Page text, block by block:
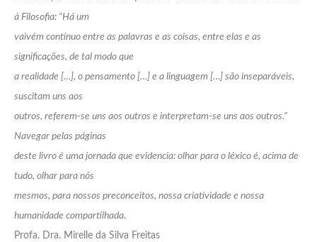
à Filosofia: “Há um
vaivém contínuo entre as palavras e as coisas, entre elas e as
significações, de tal modo que
a realidade […], o pensamento […] e a linguagem […] são inseparáveis,
suscitam uns aos
outros, referem-se uns aos outros e interpretam-se uns aos outros.”
Navegar pelas páginas
deste livro é uma jornada que evidencia: olhar para o léxico é, acima de
tudo, olhar para nós
mesmos, para nossos preconceitos, nossa criatividade e nossa
humanidade compartilhada.
Profa. Dra. Mirelle da Silva Freitas